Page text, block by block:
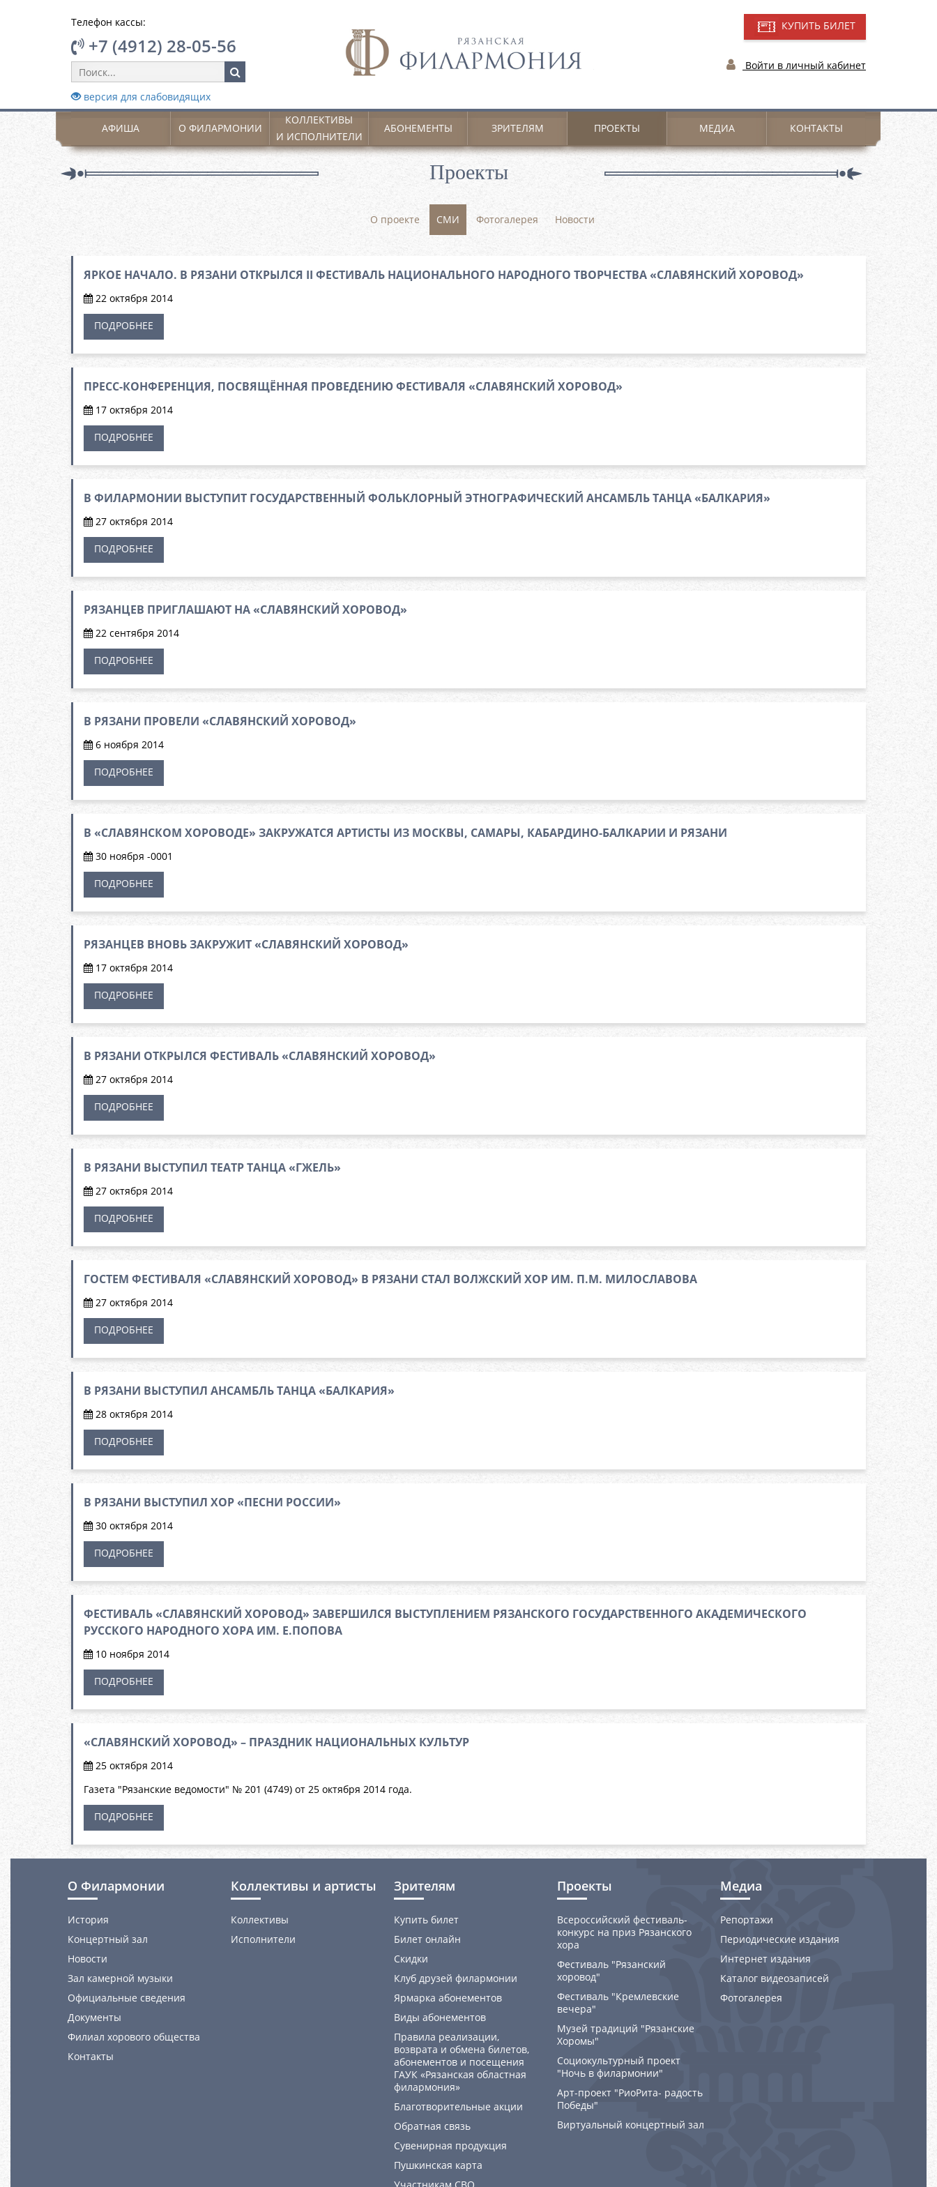
Телефон кассы:
+7 (4912) 28-05-56
версия для слабовидящих
КУПИТЬ БИЛЕТ
Войти в личный кабинет
АФИША О ФИЛАРМОНИИ
КОЛЛЕКТИВЫ
И ИСПОЛНИТЕЛИ
АБОНЕМЕНТЫ ЗРИТЕЛЯМ ПРОЕКТЫ МЕДИА КОНТАКТЫ
Проекты
О проекте СМИ Фотогалерея Новости
ЯРКОЕ НАЧАЛО. В РЯЗАНИ ОТКРЫЛСЯ II ФЕСТИВАЛЬ НАЦИОНАЛЬНОГО НАРОДНОГО ТВОРЧЕСТВА «СЛАВЯНСКИЙ ХОРОВОД»
22 октября 2014
ПОДРОБНЕЕ
ПРЕСС-КОНФЕРЕНЦИЯ, ПОСВЯЩЁННАЯ ПРОВЕДЕНИЮ ФЕСТИВАЛЯ «СЛАВЯНСКИЙ ХОРОВОД»
17 октября 2014
ПОДРОБНЕЕ
В ФИЛАРМОНИИ ВЫСТУПИТ ГОСУДАРСТВЕННЫЙ ФОЛЬКЛОРНЫЙ ЭТНОГРАФИЧЕСКИЙ АНСАМБЛЬ ТАНЦА «БАЛКАРИЯ»
27 октября 2014
ПОДРОБНЕЕ
РЯЗАНЦЕВ ПРИГЛАШАЮТ НА «СЛАВЯНСКИЙ ХОРОВОД»
22 сентября 2014
ПОДРОБНЕЕ
В РЯЗАНИ ПРОВЕЛИ «СЛАВЯНСКИЙ ХОРОВОД»
6 ноября 2014
ПОДРОБНЕЕ
В «СЛАВЯНСКОМ ХОРОВОДЕ» ЗАКРУЖАТСЯ АРТИСТЫ ИЗ МОСКВЫ, САМАРЫ, КАБАРДИНО-БАЛКАРИИ И РЯЗАНИ
30 ноября -0001
ПОДРОБНЕЕ
РЯЗАНЦЕВ ВНОВЬ ЗАКРУЖИТ «СЛАВЯНСКИЙ ХОРОВОД»
17 октября 2014
ПОДРОБНЕЕ
В РЯЗАНИ ОТКРЫЛСЯ ФЕСТИВАЛЬ «СЛАВЯНСКИЙ ХОРОВОД»
27 октября 2014
ПОДРОБНЕЕ
В РЯЗАНИ ВЫСТУПИЛ ТЕАТР ТАНЦА «ГЖЕЛЬ»
27 октября 2014
ПОДРОБНЕЕ
ГОСТЕМ ФЕСТИВАЛЯ «СЛАВЯНСКИЙ ХОРОВОД» В РЯЗАНИ СТАЛ ВОЛЖСКИЙ ХОР ИМ. П.М. МИЛОСЛАВОВА
27 октября 2014
ПОДРОБНЕЕ
В РЯЗАНИ ВЫСТУПИЛ АНСАМБЛЬ ТАНЦА «БАЛКАРИЯ»
28 октября 2014
ПОДРОБНЕЕ
В РЯЗАНИ ВЫСТУПИЛ ХОР «ПЕСНИ РОССИИ»
30 октября 2014
ПОДРОБНЕЕ
ФЕСТИВАЛЬ «СЛАВЯНСКИЙ ХОРОВОД» ЗАВЕРШИЛСЯ ВЫСТУПЛЕНИЕМ РЯЗАНСКОГО ГОСУДАРСТВЕННОГО АКАДЕМИЧЕСКОГО
РУССКОГО НАРОДНОГО ХОРА ИМ. Е.ПОПОВА
10 ноября 2014
ПОДРОБНЕЕ
«СЛАВЯНСКИЙ ХОРОВОД» – ПРАЗДНИК НАЦИОНАЛЬНЫХ КУЛЬТУР
25 октября 2014
Газета "Рязанские ведомости" № 201 (4749) от 25 октября 2014 года.
ПОДРОБНЕЕ
О Филармонии
История
Концертный зал
Новости
Зал камерной музыки
Официальные сведения
Документы
Филиал хорового общества
Контакты
Коллективы и артисты
Коллективы
Исполнители
Зрителям
Купить билет
Билет онлайн
Скидки
Клуб друзей филармонии
Ярмарка абонементов
Виды абонементов
Правила реализации,
возврата и обмена билетов,
абонементов и посещения
ГАУК «Рязанская областная
филармония»
Благотворительные акции
Обратная связь
Сувенирная продукция
Пушкинская карта
Проекты
Всероссийский фестиваль-
конкурс на приз Рязанского
хора
Фестиваль "Рязанский
хоровод"
Фестиваль "Кремлевские
вечера"
Музей традиций "Рязанские
Хоромы"
Социокультурный проект
"Ночь в филармонии"
Арт-проект "РиоРита- радость
Победы"
Виртуальный концертный зал
Медиа
Репортажи
Периодические издания
Интернет издания
Каталог видеозаписей
Фотогалерея